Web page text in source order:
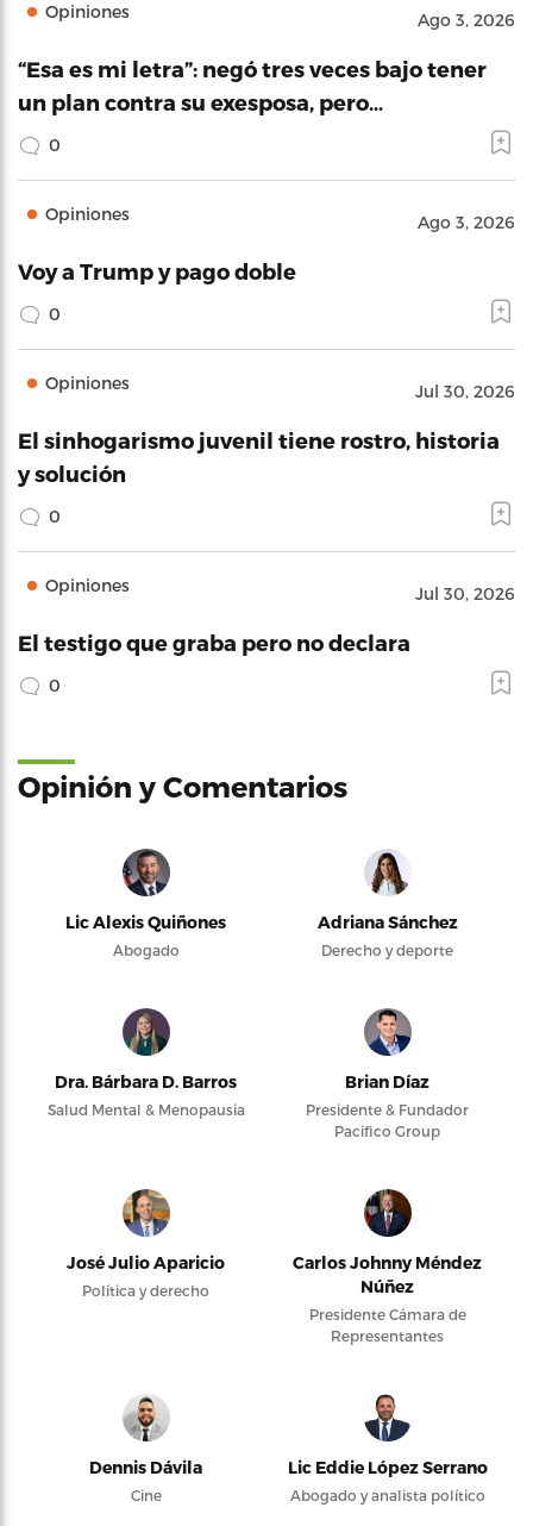
Opiniones Ago 3, 2026
“Esa es mi letra”: negó tres veces bajo tener
un plan contra su exesposa, pero…
0
Opiniones Ago 3, 2026
Voy a Trump y pago doble
0
Opiniones Jul 30, 2026
El sinhogarismo juvenil tiene rostro, historia
y solución
0
Opiniones Jul 30, 2026
El testigo que graba pero no declara
0
Opinión y Comentarios
Lic Alexis Quiñones
Abogado
Adriana Sánchez
Derecho y deporte
Dra. Bárbara D. Barros
Salud Mental & Menopausia
Brian Díaz
Presidente & Fundador
Pacifico Group
José Julio Aparicio
Política y derecho
Carlos Johnny Méndez
Núñez
Presidente Cámara de
Representantes
Dennis Dávila
Cine
Lic Eddie López Serrano
Abogado y analista político